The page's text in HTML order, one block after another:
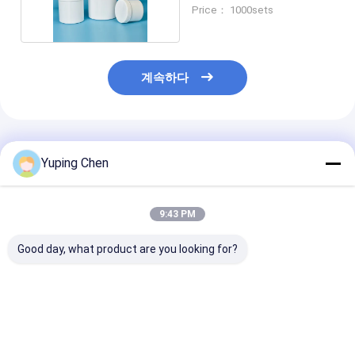
Price： 1000sets
계속하다
추천된 제품
Yuping Chen
9:43 PM
Good day, what product are you looking for?